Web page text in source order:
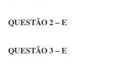
QUESTÃO 2 – E
QUESTÃO 3 – E